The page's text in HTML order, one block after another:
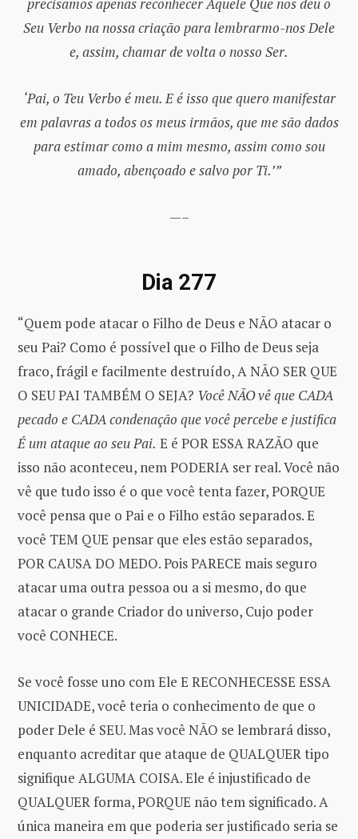
Seu Verbo na nossa criação para lembrarmo-nos Dele
e, assim, chamar de volta o nosso Ser.
‘Pai, o Teu Verbo é meu. E é isso que quero manifestar
em palavras a todos os meus irmãos, que me são dados
para estimar como a mim mesmo, assim como sou
amado, abençoado e salvo por Ti.’”
—–
Dia 277
“Quem pode atacar o Filho de Deus e NÃO atacar o
seu Pai? Como é possível que o Filho de Deus seja
fraco, frágil e facilmente destruído, A NÃO SER QUE
O SEU PAI TAMBÉM O SEJA? Você NÃO vê que CADA
pecado e CADA condenação que você percebe e justifica
É um ataque ao seu Pai. E é POR ESSA RAZÃO que
isso não aconteceu, nem PODERIA ser real. Você não
vê que tudo isso é o que você tenta fazer, PORQUE
você pensa que o Pai e o Filho estão separados. E
você TEM QUE pensar que eles estão separados,
POR CAUSA DO MEDO. Pois PARECE mais seguro
atacar uma outra pessoa ou a si mesmo, do que
atacar o grande Criador do universo, Cujo poder
você CONHECE.
Se você fosse uno com Ele E RECONHECESSE ESSA
UNICIDADE, você teria o conhecimento de que o
poder Dele é SEU. Mas você NÃO se lembrará disso,
enquanto acreditar que ataque de QUALQUER tipo
signifique ALGUMA COISA. Ele é injustificado de
QUALQUER forma, PORQUE não tem significado. A
única maneira em que poderia ser justificado seria se